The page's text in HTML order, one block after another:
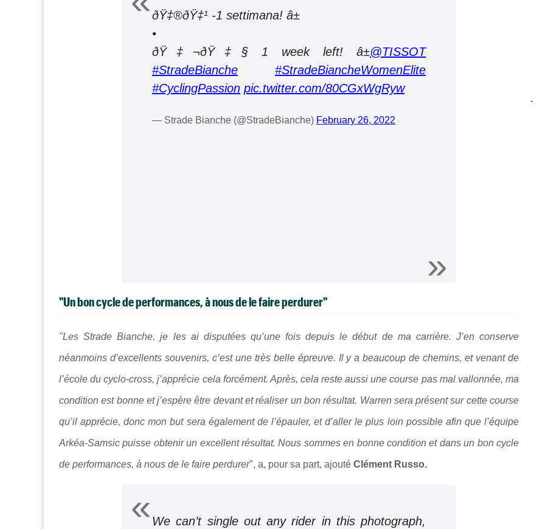
ðŸ‡®ðŸ‡¹ -1 settimana! â±
•
ðŸ‡¬ðŸ‡§ 1 week left! â±@TISSOT
#StradeBianche
#StradeBiancheWomenElite
#CyclingPassion pic.twitter.com/80CGxWgRyw
— Strade Bianche (@StradeBianche) February 26, 2022
"Un bon cycle de performances, à nous de le faire perdurer"
"Les Strade Bianche, je les ai disputées qu’une fois depuis le début de ma carrière. J’en conserve
néanmoins d’excellents souvenirs, c’est une très belle épreuve. Il y a beaucoup de chemins, et venant de
l’école du cyclo-cross, j’apprécie cela forcément. Après, cela reste aussi une course pas mal vallonnée, ma
condition est bonne et j’espère être devant et réaliser un bon résultat. Warren sera présent sur cette course
qu’il apprécie, donc mon but sera également de l’épauler, et d’aller le plus loin possible afin que l’équipe
Arkéa-Samsic puisse obtenir un excellent résultat. Nous sommes en bonne condition et dans un bon cycle
de performances, à nous de le faire perdurer", a, pour sa part, ajouté Clément Russo.
We can’t single out any rider in this photograph,
-